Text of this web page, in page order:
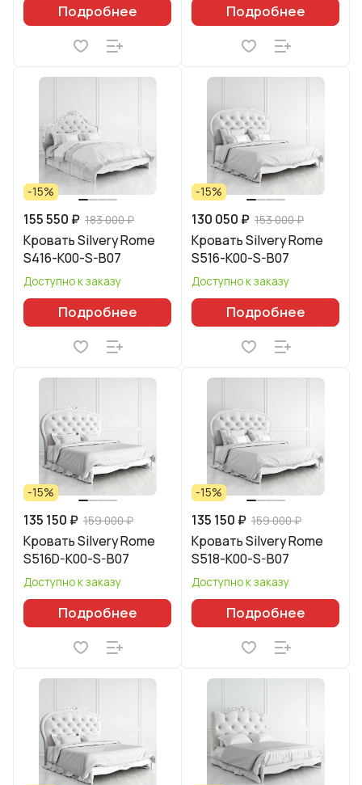
Подробнее Подробнее
-15%
155 550 ₽ 183 000 ₽
Кровать Silvery Rome
S416-K00-S-B07
Доступно к заказу
Подробнее
-15%
130 050 ₽ 153 000 ₽
Кровать Silvery Rome
S516-K00-S-B07
Доступно к заказу
Подробнее
-15%
135 150 ₽ 159 000 ₽
Кровать Silvery Rome
S516D-K00-S-B07
Доступно к заказу
Подробнее
-15%
135 150 ₽ 159 000 ₽
Кровать Silvery Rome
S518-K00-S-B07
Доступно к заказу
Подробнее